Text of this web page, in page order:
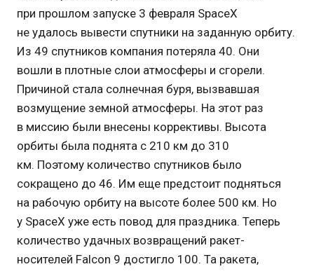
при прошлом запуске 3 февраля SpaceX
не удалось вывести спутники на заданную орбиту.
Из 49 спутников компания потеряла 40. Они
вошли в плотные слои атмосферы и сгорели.
Причиной стала солнечная буря, вызвавшая
возмущение земной атмосферы. На этот раз
в миссию были внесены коррективы. Высота
орбиты была поднята с 210 км до 310
км. Поэтому количество спутников было
сокращено до 46. Им еще предстоит подняться
на рабочую орбиту на высоте более 500 км. Но
у SpaceX уже есть повод для праздника. Теперь
количество удачных возвращений ракет-
носителей Falcon 9 достигло 100. Та ракета,